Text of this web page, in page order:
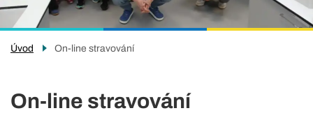
Úvod On-line stravování
On-line stravování